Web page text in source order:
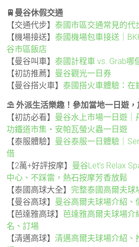
🚆曼谷休假交通
【交通代步】泰國市區交通常見的代
【機場接送】泰國機場包車接送｜
谷市區飯店
【曼谷叫車】泰國計程車 vs. Grab哪
【初訪推薦】 曼谷觀光一日券
【曼谷搭火車】泰國搭火車體驗：在
⛱️ 外派生活樂趣！參加當地一日遊，
【初訪必看】 曼谷水上市場一日遊
功鐵道市集・安帕瓦螢火蟲一日遊
【泰服體驗】 曼谷泰服一日體驗｜
借
【2萬+好評按摩】 曼谷Let’s Relax
中心、不踩雷，熱石按摩芳香放鬆
【泰國高球大全】 完整泰國高爾夫球
【曼谷高球】 曼谷高爾夫球場介紹、
【芭達雅高球】 芭達雅高爾夫球場介
名、訂場
【清邁高球】清邁高爾夫球場介紹